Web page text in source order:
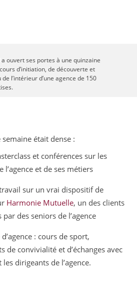
ouvert ses portes à une quinzaine
d’initiation, de découverte et
l’intérieur d’une agence de 150
était dense :
et conférences sur les
l’agence et de ses métiers
sur un vrai dispositif de
Harmonie Mutuelle, un des clients
par des seniors de l’agence
: cours de sport,
de convivialité et d’échanges avec
dirigeants de l’agence.